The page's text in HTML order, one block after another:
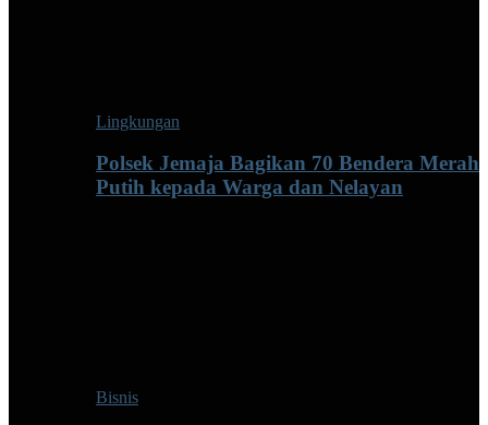
Lingkungan
Polsek Jemaja Bagikan 70 Bendera Merah
Putih kepada Warga dan Nelayan
Bisnis